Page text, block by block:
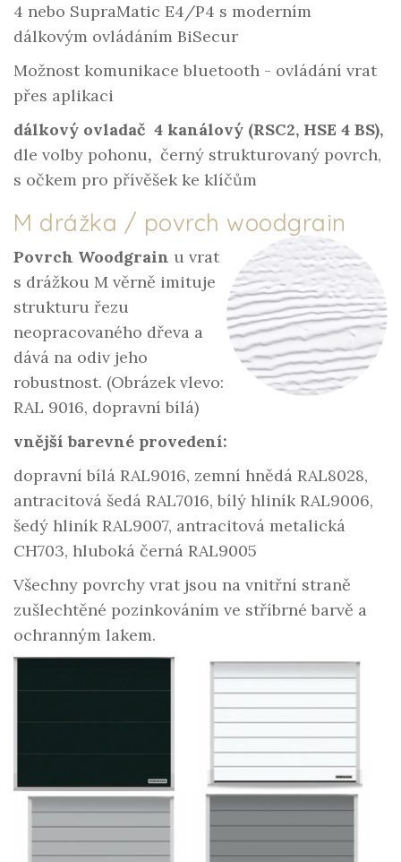
4 nebo SupraMatic E4/P4 s moderním
dálkovým ovládáním BiSecur
Možnost komunikace bluetooth - ovládání vrat
přes aplikaci
dálkový ovladač 4 kanálový (RSC2, HSE 4 BS),
dle volby pohonu, černý strukturovaný povrch,
s očkem pro přívěšek ke klíčům
M drážka / povrch woodgrain
Povrch Woodgrain u vrat
s drážkou M věrně imituje
strukturu řezu
neopracovaného dřeva a
dává na odiv jeho
robustnost. (Obrázek vlevo:
RAL 9016, dopravní bílá)
vnější barevné provedení:
dopravní bílá RAL9016, zemní hnědá RAL8028,
antracitová šedá RAL7016, bílý hliník RAL9006,
šedý hliník RAL9007, antracitová metalická
CH703, hluboká černá RAL9005
Všechny povrchy vrat jsou na vnitřní straně
zušlechtěné pozinkováním ve stříbrné barvě a
ochranným lakem.